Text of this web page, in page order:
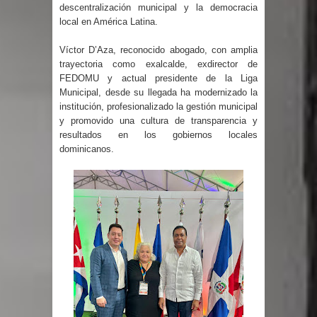
supervisa obra relleno sanitario y se
Un lunes trágico deja seis jóvenes
muertos
Heridos y edificios colapsados tras
Poder Ejecutivo promulga
modificaciones al nuevo Código Penal
Diputado Félix Michell Rodríguez
reveló que con Presupuesto
Complementario gobierno endeuda
descentralización municipal y la democracia
local en América Latina.
Víctor D’Aza, reconocido abogado, con amplia
trayectoria como exalcalde, exdirector de
FEDOMU y actual presidente de la Liga
Municipal, desde su llegada ha modernizado la
institución, profesionalizado la gestión municipal
y promovido una cultura de transparencia y
resultados en los gobiernos locales
dominicanos.